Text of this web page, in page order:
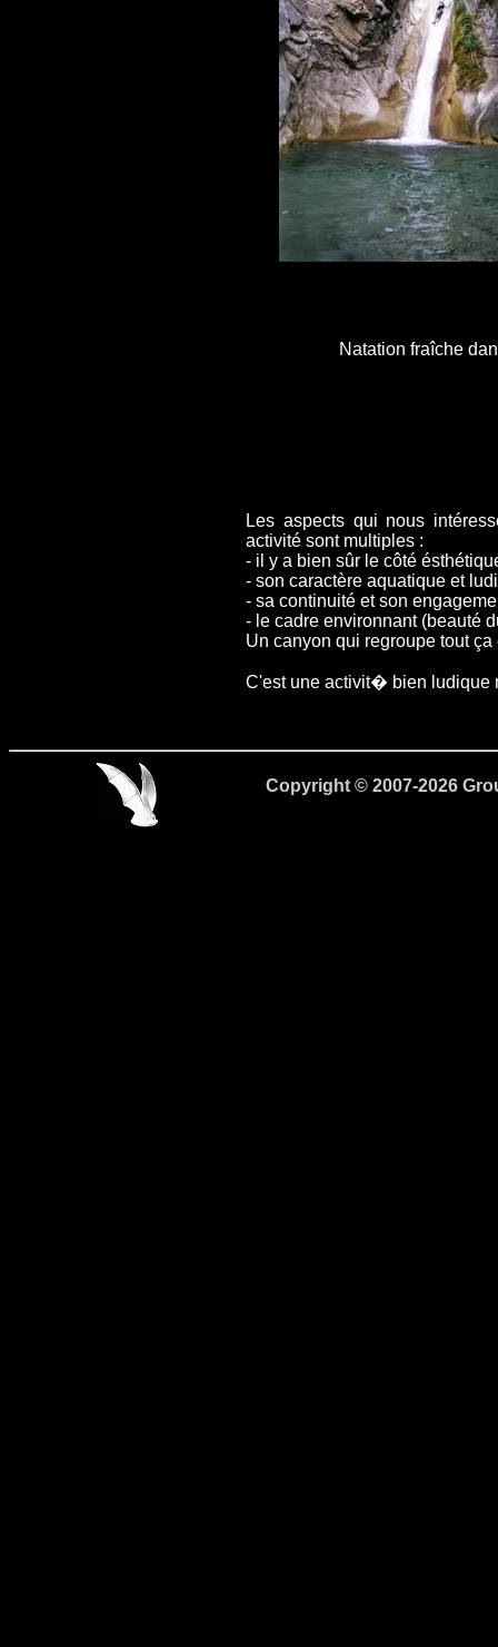
Natation fraîche
Les aspects qui nous
activité sont multiples :
- il y a bien sûr le côté
- son caractère aquatique et
- sa continuité et son
- le cadre environnant (beauté
Un canyon qui regroupe tout
C'est une activit� bien ludique
Copyright © 2007-2026